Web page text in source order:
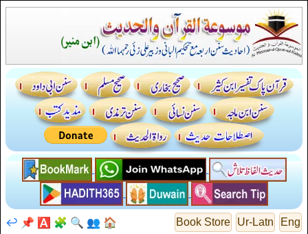
Eng
Ur-Latn
Book Store
🏠
👥
🔍
🧩
🅰️
📌
↩️